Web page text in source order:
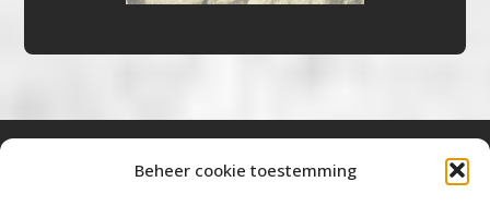
Beheer cookie toestemming